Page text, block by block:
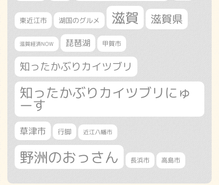
東近江市 湖国のグルメ 滋賀 滋賀県
滋賀経済NOW 琵琶湖 甲賀市
知ったかぶりカイツブリ
知ったかぶりカイツブリにゅ
ーす
草津市 行脚 近江八幡市
野洲のおっさん 長浜市 高島市